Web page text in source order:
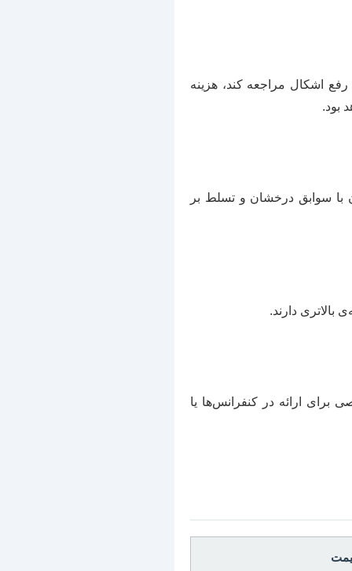
اشکال مراجعه کند، هزینه
بود.
با سوابق درخشان و تسلط بر
بالاتری دارند.
برای ارائه در کنفرانس‌ها یا